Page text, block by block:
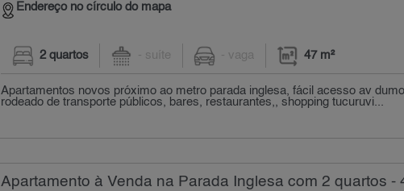
Endereço no círculo do mapa
2 quartos - suíte - vaga 47 m²
Apartamentos novos próximo ao metro parada inglesa, fácil acesso av
rodeado de transporte públicos, bares, restaurantes,, shopping tucuruvi...
Apartamento à Venda na Parada Inglesa com 2 quartos -